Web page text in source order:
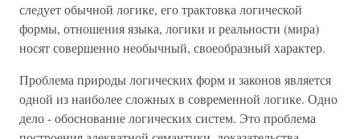
следует обычной логике, его трактовка логической
формы, отношения языка, логики и реальности (мира)
носят совершенно необычный, своеобразный характер.
Проблема природы логических форм и законов является
одной из наиболее сложных в современной логике. Одно
дело - обоснование логических систем. Это проблема